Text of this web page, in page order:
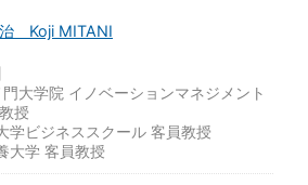
Koji MITANI
大学院 イノベーションマネジメント
授
学ビジネススクール 客員教授
大学 客員教授